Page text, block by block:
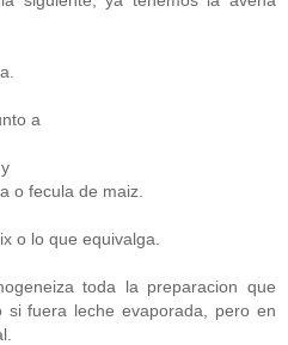
a
o fecula de maiz.
o lo que equivalga.
toda la preparacion que
si fuera leche evaporada, pero en